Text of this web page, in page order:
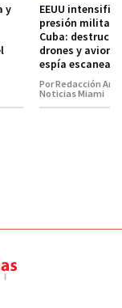
y
EEUU intensifica
presión militar
Cuba:
drones y
espía escanean
Por Redacción
Noticias Miami